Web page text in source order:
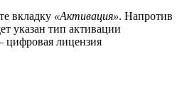
вкладку «Активация». Напротив
указан тип активации
лицензия